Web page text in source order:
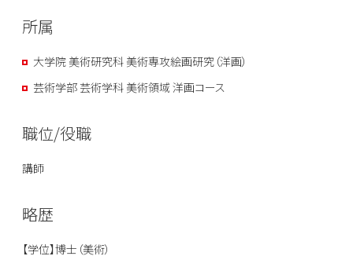
所属
大学院 美術研究科 美術専攻絵画研究（洋画）
芸術学部 芸術学科 美術領域 洋画コース
職位/役職
講師
略歴
【学位】博士（美術）